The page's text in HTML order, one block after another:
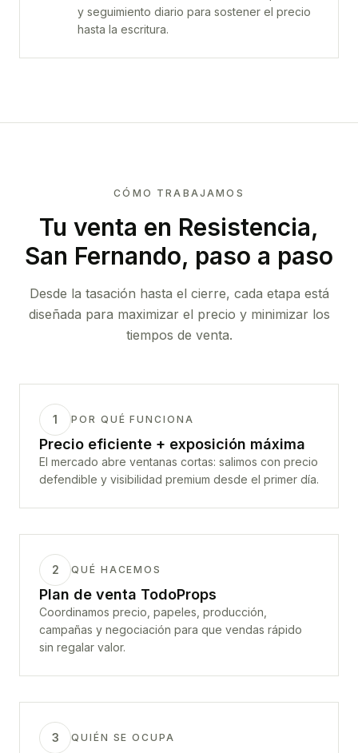
y seguimiento diario para sostener el precio
hasta la escritura.
CÓMO TRABAJAMOS
Tu venta en Resistencia,
San Fernando, paso a paso
Desde la tasación hasta el cierre, cada etapa está
diseñada para maximizar el precio y minimizar los
tiempos de venta.
1 POR QUÉ FUNCIONA
Precio eficiente + exposición máxima
El mercado abre ventanas cortas: salimos con precio
defendible y visibilidad premium desde el primer día.
2 QUÉ HACEMOS
Plan de venta TodoProps
Coordinamos precio, papeles, producción,
campañas y negociación para que vendas rápido
sin regalar valor.
3 QUIÉN SE OCUPA